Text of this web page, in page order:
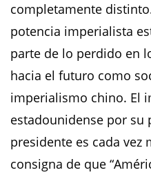
completamente
potencia imperialista
parte de lo perdido en
hacia el futuro como
imperialismo chino. El
estadounidense por su
presidente es cada vez
consigna de que